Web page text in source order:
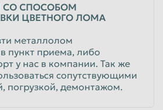
СО СПОСОБОМ
ЦВЕТНОГО ЛОМА
металлолом
пункт приема, либо
у нас в компании. Так же
сопутствующими
погрузкой, демонтажом.